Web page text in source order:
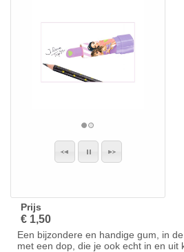
Prijs
€ 1,50
Een bijzondere en handige gum, in
met een dop, die je ook echt in en uit